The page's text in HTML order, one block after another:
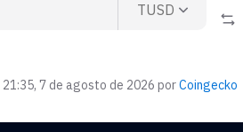
TUSD
21:35, 7 de agosto de 2026 porCoingecko